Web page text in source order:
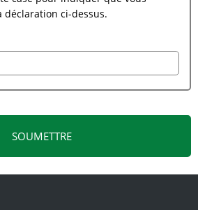
acceptez la déclaration ci-dessus.